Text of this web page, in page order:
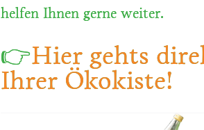
helfen Ihnen gerne weiter.
👉Hier gehts
Ihrer Ökokiste!